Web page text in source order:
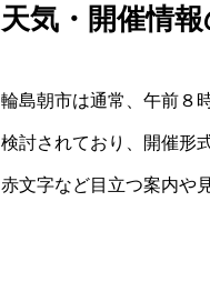
天気・開催情
輪島朝市は通常、午前８
検討されており、開催形
赤文字など目立つ案内や